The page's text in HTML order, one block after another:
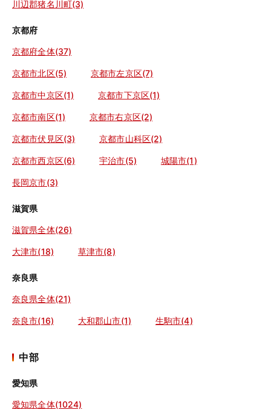
川辺郡猪名川町(3)
京都府
京都府全体(37)
京都市北区(5) 京都市左京区(7)
京都市中京区(1) 京都市下京区(1)
京都市南区(1) 京都市右京区(2)
京都市伏見区(3) 京都市山科区(2)
京都市西京区(6) 宇治市(5) 城陽市(1)
長岡京市(3)
滋賀県
滋賀県全体(26)
大津市(18) 草津市(8)
奈良県
奈良県全体(21)
奈良市(16) 大和郡山市(1) 生駒市(4)
中部
愛知県
愛知県全体(1024)